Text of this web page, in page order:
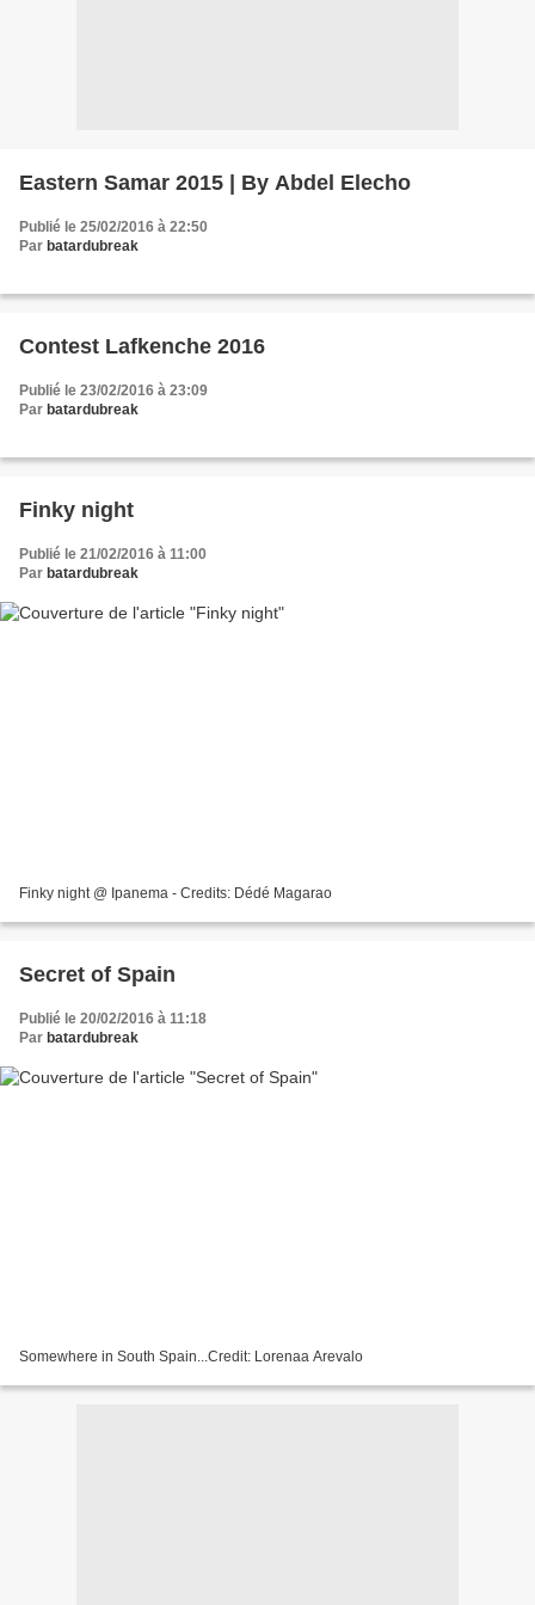
Eastern Samar 2015 | By Abdel Elecho
Publié le 25/02/2016 à 22:50
Par batardubreak
Contest Lafkenche 2016
Publié le 23/02/2016 à 23:09
Par batardubreak
Finky night
Publié le 21/02/2016 à 11:00
Par batardubreak
Finky night @ Ipanema - Credits: Dédé Magarao
Secret of Spain
Publié le 20/02/2016 à 11:18
Par batardubreak
Somewhere in South Spain...Credit: Lorenaa Arevalo